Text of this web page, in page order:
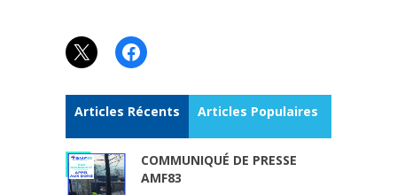
X Facebook
Articles Récents Articles Populaires
COMMUNIQUÉ DE PRESSE
AMF83